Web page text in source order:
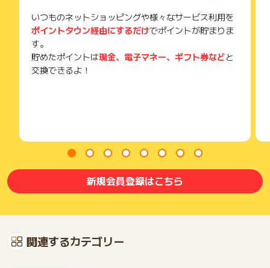
いつものネットショッピングや様々なサービス利用を
ポイントタウン経由にするだけでポイントが貯まりま
す。
貯めたポイントは現金、電子マネー、ギフト券などと
交換できるよ！
新規会員登録はこちら
関連するカテゴリー